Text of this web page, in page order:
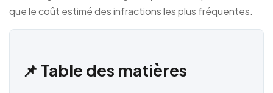
que le coût estimé des infractions les plus fréquentes.
📌 Table des matières